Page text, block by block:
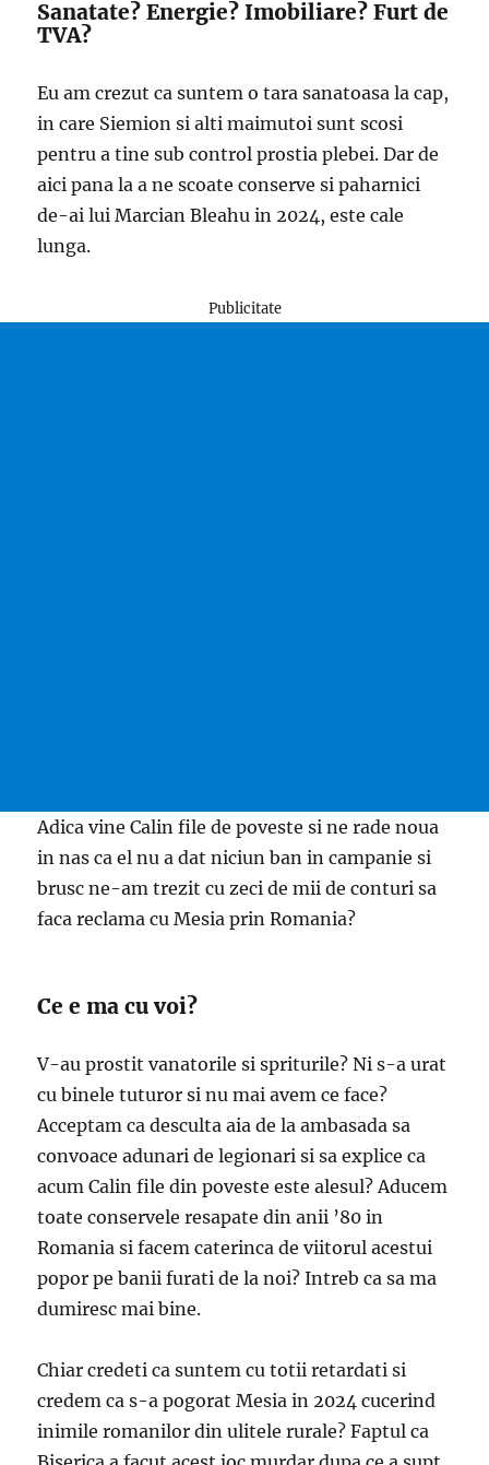
Sanatate? Energie? Imobiliare? Furt de
TVA?
Eu am crezut ca suntem o tara sanatoasa la cap,
in care Siemion si alti maimutoi sunt scosi
pentru a tine sub control prostia plebei. Dar de
aici pana la a ne scoate conserve si paharnici
de-ai lui Marcian Bleahu in 2024, este cale
lunga.
Publicitate
Adica vine Calin file de poveste si ne rade noua
in nas ca el nu a dat niciun ban in campanie si
brusc ne-am trezit cu zeci de mii de conturi sa
faca reclama cu Mesia prin Romania?
Ce e ma cu voi?
V-au prostit vanatorile si spriturile? Ni s-a urat
cu binele tuturor si nu mai avem ce face?
Acceptam ca desculta aia de la ambasada sa
convoace adunari de legionari si sa explice ca
acum Calin file din poveste este alesul? Aducem
toate conservele resapate din anii ’80 in
Romania si facem caterinca de viitorul acestui
popor pe banii furati de la noi? Intreb ca sa ma
dumiresc mai bine.
Chiar credeti ca suntem cu totii retardati si
credem ca s-a pogorat Mesia in 2024 cucerind
inimile romanilor din ulitele rurale? Faptul ca